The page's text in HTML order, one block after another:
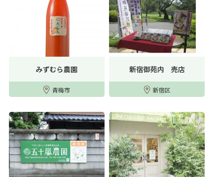
みずむら農園
青梅市
新宿御苑内 売店
新宿区